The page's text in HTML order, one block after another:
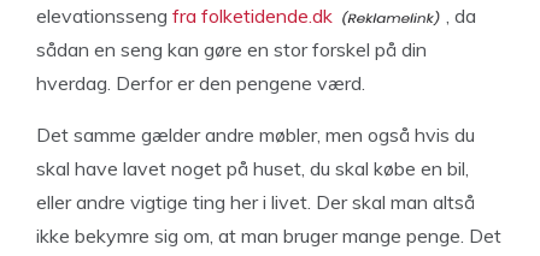
elevationsseng fra folketidende.dk
, da
sådan en seng kan gøre en stor forskel på din
hverdag. Derfor er den pengene værd.
Det samme gælder andre møbler, men også hvis du
skal have lavet noget på huset, du skal købe en bil,
eller andre vigtige ting her i livet. Der skal man altså
ikke bekymre sig om, at man bruger mange penge. Det